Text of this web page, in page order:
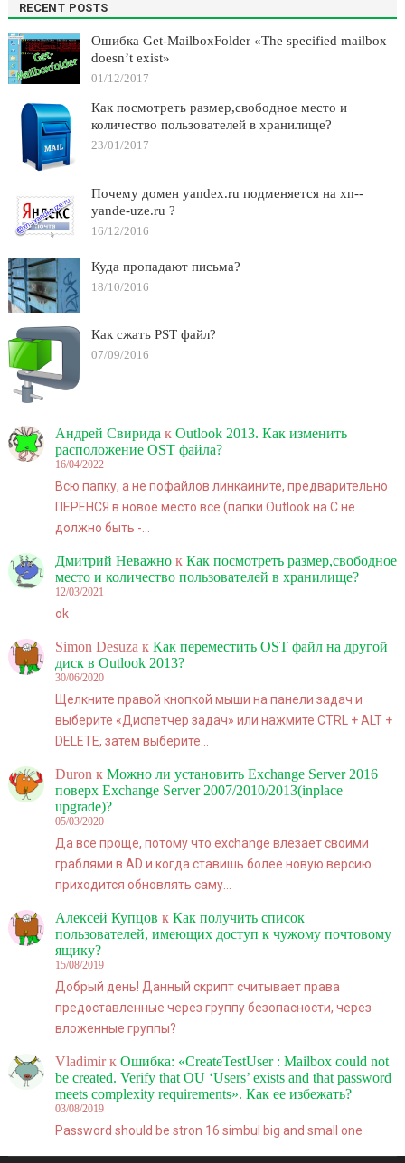
RECENT POSTS
Ошибка Get-MailboxFolder «The specified mailbox
doesn’t exist»
01/12/2017
Как посмотреть размер,свободное место и
количество пользователей в хранилище?
23/01/2017
Почему домен yandex.ru подменяется на xn--
yande-uze.ru ?
16/12/2016
Куда пропадают письма?
18/10/2016
Как сжать PST файл?
07/09/2016
Андрей Свирида к Outlook 2013. Как изменить
расположение OST файла?
16/04/2022
Всю папку, а не пофайлов линкаините, предварительно
ПЕРЕНСЯ в новое место всё (папки Outlook на C не
должно быть -…
Дмитрий Неважнок Как посмотреть размер,свободное
место и количество пользователей в хранилище?
12/03/2021
ok
Simon Desuza к Как переместить OST файл на другой
диск в Outlook 2013?
30/06/2020
Щелкните правой кнопкой мыши на панели задач и
выберите «Диспетчер задач» или нажмите CTRL + ALT +
DELETE, затем выберите…
Duron к Можно ли установить Exchange Server 2016
поверх Exchange Server 2007/2010/2013(inplace
upgrade)?
05/03/2020
Да все проще, потому что exchange влезает своими
граблями в AD и когда ставишь более новую версию
приходится обновлять саму…
Алексей Купцов к Как получить список
пользователей, имеющих доступ к чужому почтовому
ящику?
15/08/2019
Добрый день! Данный скрипт считывает права
предоставленные через группу безопасности, через
вложенные группы?
Vladimirк Ошибка: «CreateTestUser : Mailbox could not
be created. Verify that OU ‘Users’ exists and that password
meets complexity requirements». Как ее избежать?
03/08/2019
Password should be stron 16 simbul big and small one